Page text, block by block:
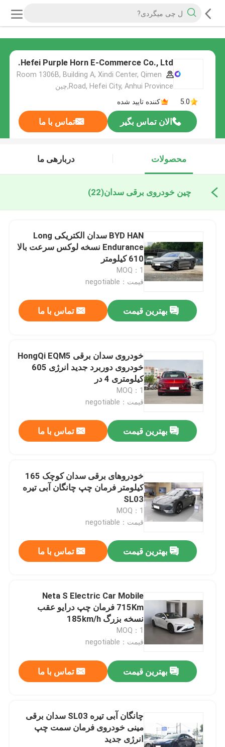
Hefei Purple Horn E-Commerce Co., Ltd.
Room 1306B, Building A, Xindi Center, Qimen
Road, Hefei City, Anhui Province,چین
5.0
کننده تایید شده
الان تماس بگیر تماس با ما
محصولات دربارهی ما
چین خودروی برقی سدان(22)
BYD HAN سدان الکتریکی Long
Endurance نسخه لوکس سرعت بالا
610 کیلومتر
MOQ：1
قیمت：negotiable
بهترین قیمت تماس با ما
خودروی سدان برقی HongQi EQM5
خودروی دوربرد جدید انرژی 605
کیلومتری 4 در
MOQ：1
قیمت：negotiable
بهترین قیمت تماس با ما
خودروهای برقی سدان کوچک 165
کیلومتر فرمان چپ چانگان آبی تیره
SL03
MOQ：1
قیمت：negotiable
بهترین قیمت تماس با ما
Neta S Electric Car Mobile
715Km فرمان چپ درایو عقب
نسخه بزرگ 185km/h
MOQ：1
قیمت：negotiable
بهترین قیمت تماس با ما
چانگان آبی تیره SL03 سدان برقی
مینی خودروی فرمان سمت چپ
انرژی جدید